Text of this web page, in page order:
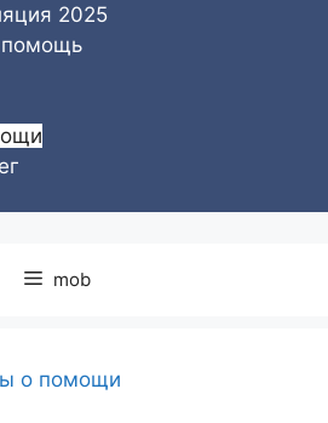
2025
помощь
mob
о помощи